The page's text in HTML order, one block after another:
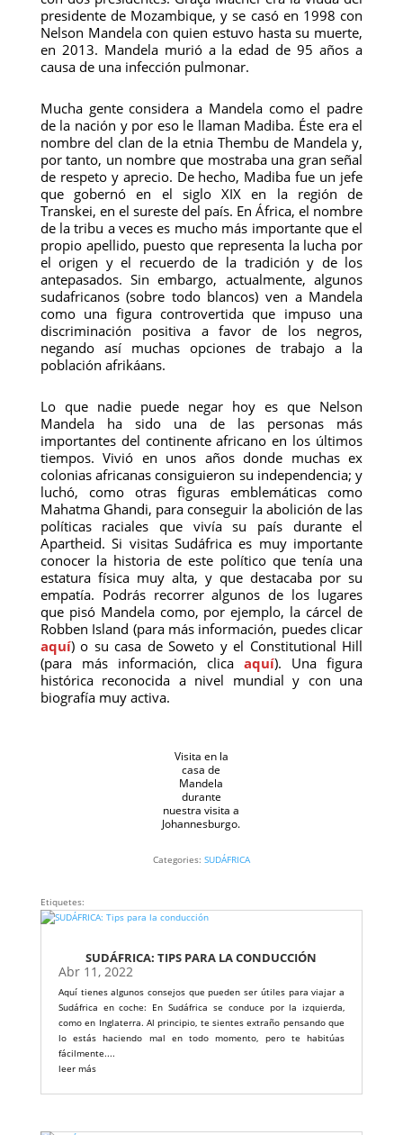
presidente de Mozambique, y se casó en 1998 con
Nelson Mandela con quien estuvo hasta su muerte,
en 2013. Mandela murió a la edad de 95 años a
causa de una infección pulmonar.
Mucha gente considera a Mandela como el padre
de la nación y por eso le llaman Madiba. Éste era el
nombre del clan de la etnia Thembu de Mandela y,
por tanto, un nombre que mostraba una gran señal
de respeto y aprecio. De hecho, Madiba fue un jefe
que gobernó en el siglo XIX en la región de
Transkei, en el sureste del país. En África, el nombre
de la tribu a veces es mucho más importante que el
propio apellido, puesto que representa la lucha por
el origen y el recuerdo de la tradición y de los
antepasados. Sin embargo, actualmente, algunos
sudafricanos (sobre todo blancos) ven a Mandela
como una figura controvertida que impuso una
discriminación positiva a favor de los negros,
negando así muchas opciones de trabajo a la
población afrikáans.
Lo que nadie puede negar hoy es que Nelson
Mandela ha sido una de las personas más
importantes del continente africano en los últimos
tiempos. Vivió en unos años donde muchas ex
colonias africanas consiguieron su independencia; y
luchó, como otras figuras emblemáticas como
Mahatma Ghandi, para conseguir la abolición de las
políticas raciales que vivía su país durante el
Apartheid. Si visitas Sudáfrica es muy importante
conocer la historia de este político que tenía una
estatura física muy alta, y que destacaba por su
empatía. Podrás recorrer algunos de los lugares
que pisó Mandela como, por ejemplo, la cárcel de
Robben Island (para más información, puedes clicar
aquí) o su casa de Soweto y el Constitutional Hill
(para más información, clicaaquí). Una figura
histórica reconocida a nivel mundial y con una
biografía muy activa.
Visita en la
casa de
Mandela
durante
nuestra visita a
Johannesburgo.
Categories: SUDÁFRICA
Etiquetes:
SUDÁFRICA: TIPS PARA LA CONDUCCIÓN
Abr 11, 2022
Aquí tienes algunos consejos que pueden ser útiles para viajar a
Sudáfrica en coche: En Sudáfrica se conduce por la izquierda,
como en Inglaterra. Al principio, te sientes extraño pensando que
lo estás haciendo mal en todo momento, pero te habitúas
fácilmente....
leer más